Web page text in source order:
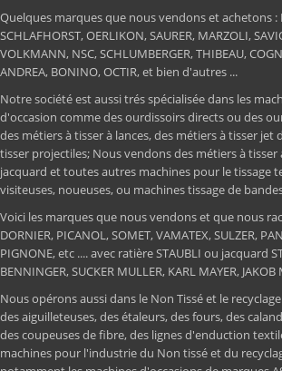
Quelques marques que nous vendons et achetons :
SCHLAFHORST, OERLIKON, SAURER, MARZOLI,
VOLKMANN, NSC, SCHLUMBERGER, THIBEAU,
ANDREA, BONINO, OCTIR, et bien d'autres ...
Notre société est aussi trés spécialisée dans les
d'occasion comme des ourdissoirs directs ou des
des métiers à tisser à lances, des métiers à tisser jet
tisser projectiles; Nous vendons des métiers à tisser
jacquard et toutes autres machines pour le tissage
visiteuses, noueuses, ou machines tissage de
Voici les marques que nous vendons et que nous
DORNIER, PICANOL, SOMET, VAMATEX, SULZER,
PIGNONE, etc .... avec ratière STAUBLI ou jacquard
BENNINGER, SUCKER MULLER, KARL MAYER, JAKOB
Nous opérons aussi dans le Non Tissé et le
des aiguilleteuses, des étaleurs, des fours, des
des coupeuses de fibre, des lignes d'enduction
machines pour l'industrie du Non tissé et du